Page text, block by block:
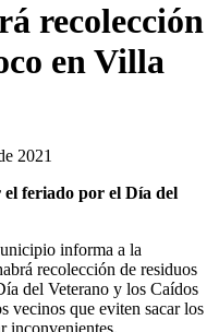
recolección
en Villa
2021
feriado por el Día del
informa a la
recolección de residuos
del Veterano y los Caídos
vecinos que eviten sacar los
inconvenientes.